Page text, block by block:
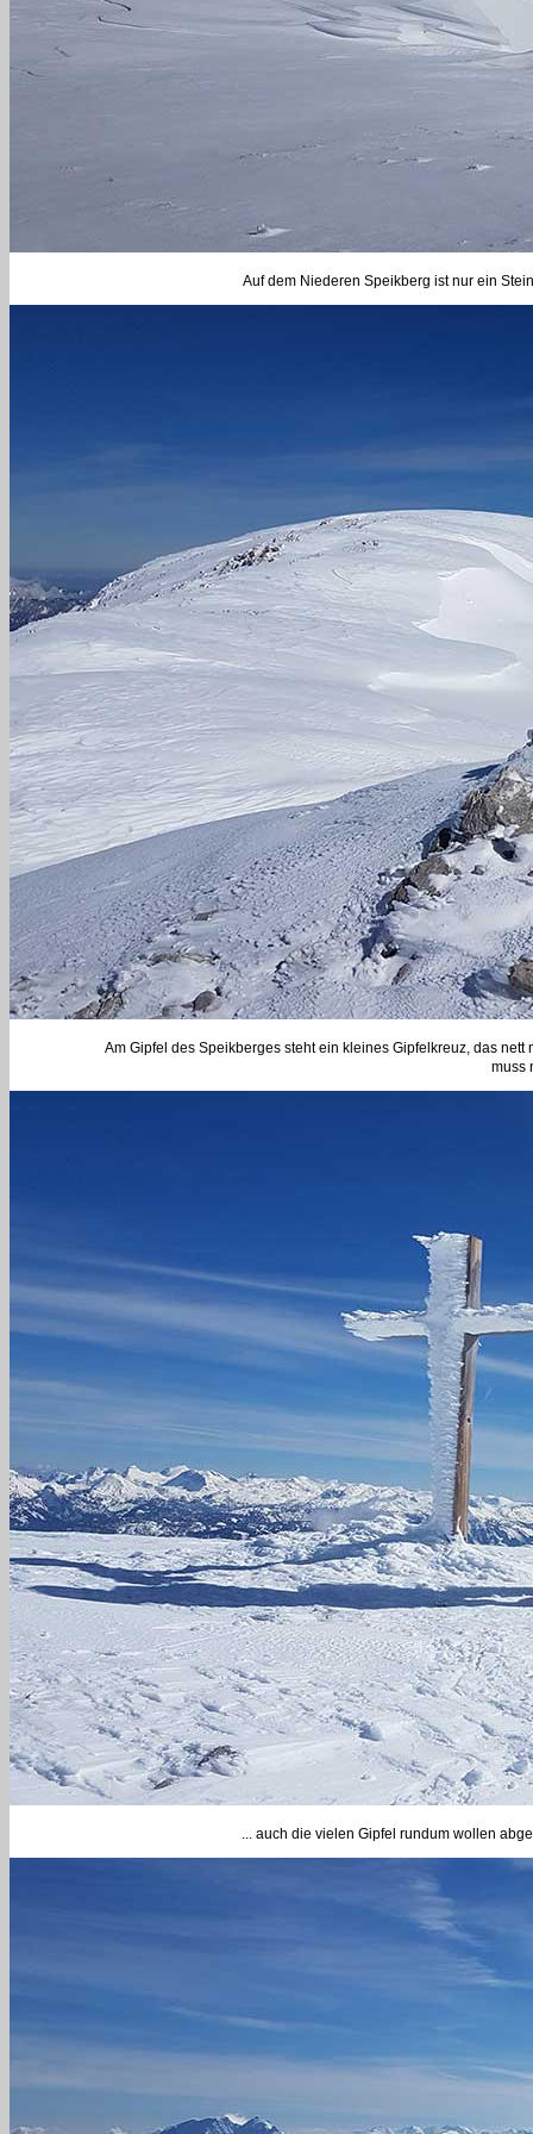
Auf dem Niederen Speikberg ist nur ein
Am Gipfel des Speikberges steht ein kleines Gipfelkreuz, das
muss
... auch die vielen Gipfel rundum wollen